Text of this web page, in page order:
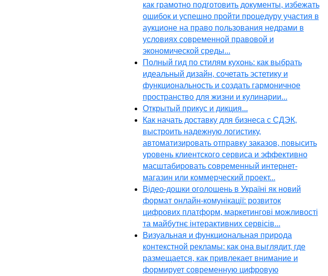
как грамотно подготовить документы, избежать
ошибок и успешно пройти процедуру участия в
аукционе на право пользования недрами в
условиях современной правовой и
экономической среды...
Полный гид по стилям кухонь: как выбрать
идеальный дизайн, сочетать эстетику и
функциональность и создать гармоничное
пространство для жизни и кулинарии...
Открытый прикус и дикция...
Как начать доставку для бизнеса с СДЭК,
выстроить надежную логистику,
автоматизировать отправку заказов, повысить
уровень клиентского сервиса и эффективно
масштабировать современный интернет-
магазин или коммерческий проект...
Відео-дошки оголошень в Україні як новий
формат онлайн-комунікації: розвиток
цифрових платформ, маркетингові можливості
та майбутнє інтерактивних сервісів...
Визуальная и функциональная природа
контекстной рекламы: как она выглядит, где
размещается, как привлекает внимание и
формирует современную цифровую